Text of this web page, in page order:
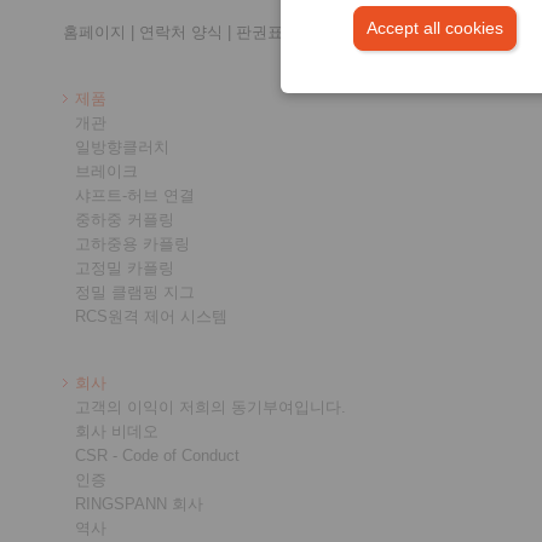
Accept all cookies
홈페이지 | 연락처 양식 | 판권표시 개인정보 보호|로그인
제품
개관
일방향클러치
브레이크
샤프트-허브 연결
중하중 커플링
고하중용 카플링
고정밀 카플링
정밀 클램핑 지그
RCS원격 제어 시스템
회사
고객의 이익이 저희의 동기부여입니다.
회사 비데오
CSR - Code of Conduct
인증
RINGSPANN 회사
역사